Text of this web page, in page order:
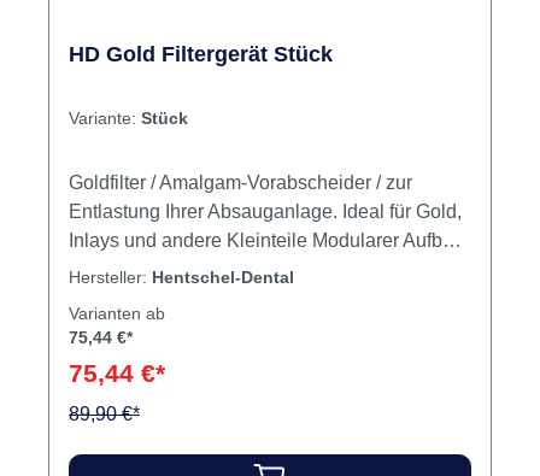
HD Gold Filtergerät Stück
Variante: Stück
Goldfilter / Amalgam-Vorabscheider / zur
Entlastung Ihrer Absauganlage. Ideal für Gold,
Inlays und andere Kleinteile Modularer Aufbau
Autoklavierbar Umweltfreundlich Einmalige
Spareffekt Diente unser Filtergerät
vielen Praxen als Amalgam-Vorabscheider
Hersteller: Hentschel-Dental
Varianten ab
75,44 €*
75,44 €*
89,90 €*